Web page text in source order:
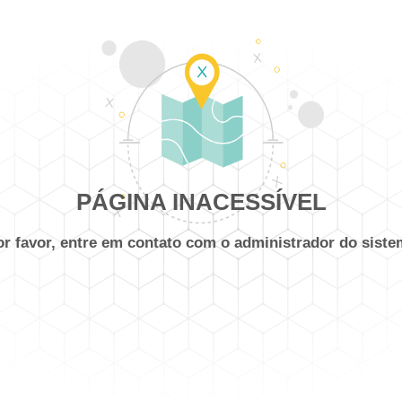
PÁGINA INACESSÍVEL
favor, entre em contato com o administrador do